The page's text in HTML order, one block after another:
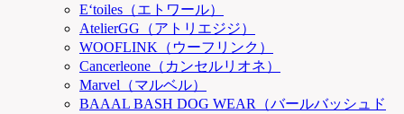
E‘toiles（エトワール）
AtelierGG（アトリエジジ）
WOOFLINK（ウーフリンク）
Cancerleone（カンセルリオネ）
Marvel（マルベル）
BAAAL BASH DOG WEAR（バールバッシュド